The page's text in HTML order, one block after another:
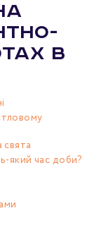
в
який час доби?